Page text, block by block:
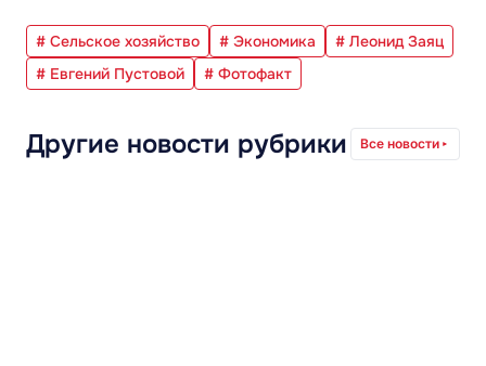
# Сельское хозяйство # Экономика
# Леонид Заяц
# Евгений Пустовой
# Фотофакт
Другие новости рубрики Все новости